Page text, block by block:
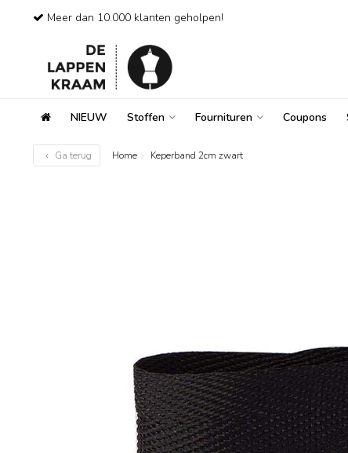
Meer dan 10.000 klanten geholpen!
NIEUW Stoffen Fournituren Coupons
Ga terug Home Keperband 2cm zwart